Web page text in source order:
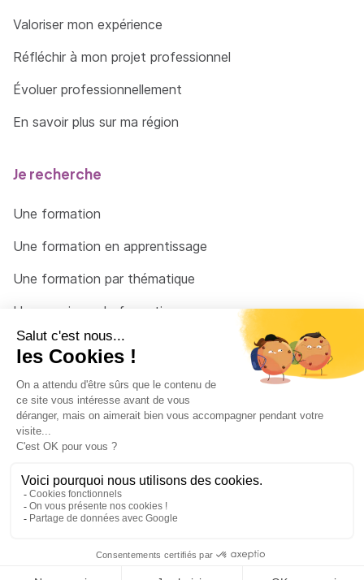
Valoriser mon expérience
Réfléchir à mon projet professionnel
Évoluer professionnellement
En savoir plus sur ma région
Je recherche
Une formation
Une formation en apprentissage
Une formation par thématique
Un organisme de formation
Un conseiller
Une solution pour raccrocher
© 2026 - Côté Formations - par Via Compétences
Menu Pied de page
Mentions Légales
Politique de confidentialité